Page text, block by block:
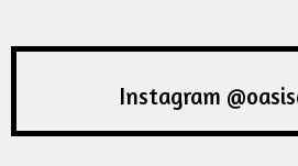
Instagram